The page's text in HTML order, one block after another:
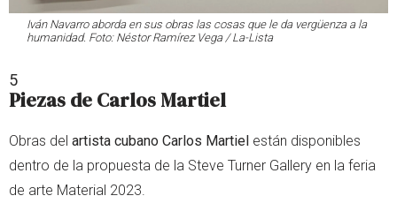
Iván Navarro aborda en sus obras las cosas que le da vergüenza a la
humanidad. Foto: Néstor Ramírez Vega / La-Lista
5
Piezas de Carlos Martiel
Obras del artista cubano Carlos Martiel están disponibles
dentro de la propuesta de la Steve Turner Gallery en la feria
de arte Material 2023.